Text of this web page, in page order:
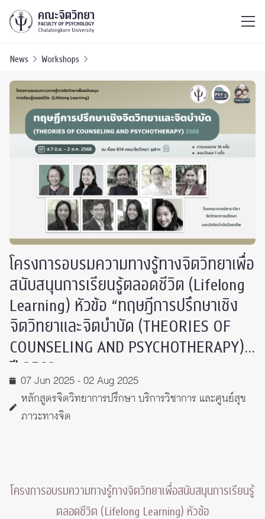
News Workshops
โครงการอบรมความทางรู้ทางจิตวิทยาเพื่อ
สนับสนุนการเรียนรู้ตลอดชีวิต (Lifelong
Learning) หัวข้อ “ทฤษฎีการปรึกษาเชิง
จิตวิทยาและจิตบำบัด (THEORIES OF
COUNSELING AND PSYCHOTHERAPY)”
ปี 2568
07 Jun 2025 - 02 Aug 2025
หลักสูตรจิตวิทยาการปรึกษา บริการวิชาการ และศูนย์สุข
ภาวะทางจิต
โครงการอบรมความทางรู้ทางจิตวิทยาเพื่อสนับสนุนการเรียนรู้
ตลอดชีวิต (Lifelong Learning) หัวข้อ